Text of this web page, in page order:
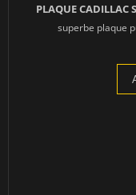
PLAQUE CADILLAC
superbe plaque